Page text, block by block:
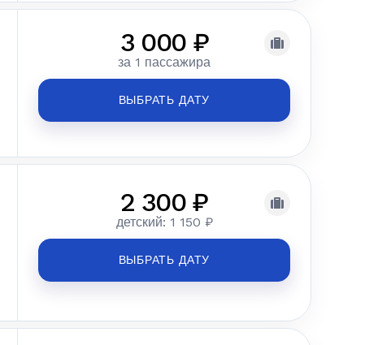
3 000 ₽
за 1 пассажира
ВЫБРАТЬ ДАТУ
2 300 ₽
детский: 1 150 ₽
ВЫБРАТЬ ДАТУ